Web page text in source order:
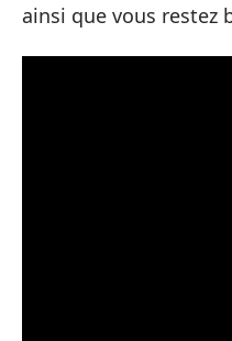
ainsi que vous restez